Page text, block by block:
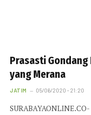
Prasasti
yang Merana
JATIM 05/06/2020 - 21:20